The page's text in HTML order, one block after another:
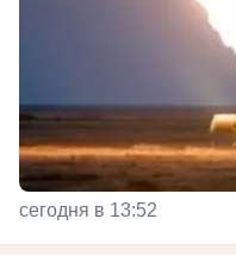
сегодня в 13:52